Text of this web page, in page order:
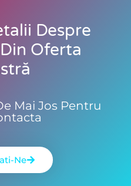
Despre
Oferta
Mai Jos Pentru
Ne